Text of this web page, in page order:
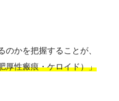
かを把握することが、
厚性瘢痕・ケロイド）」